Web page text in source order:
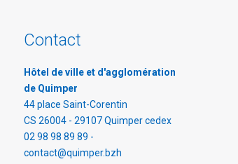
Contact
Hôtel de ville et d'agglomération
de Quimper
44 place Saint-Corentin
CS 26004 - 29107 Quimper cedex
02 98 98 89 89 -
contact@quimper.bzh